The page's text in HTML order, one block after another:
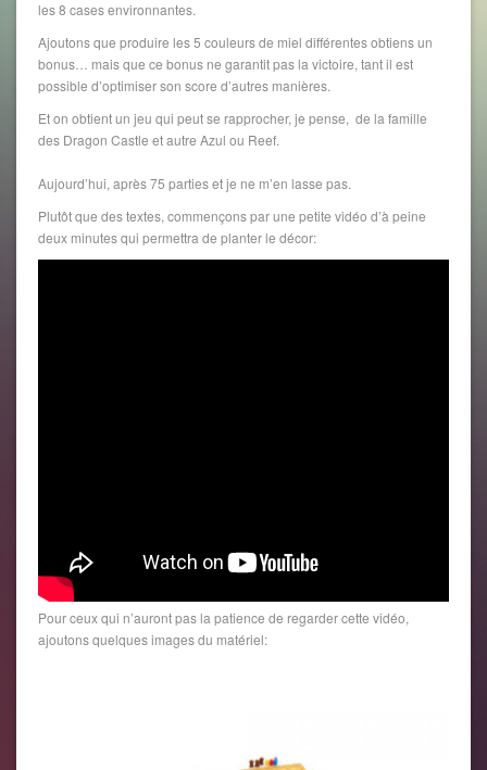
les 8 cases environnantes.
Ajoutons que produire les 5 couleurs de miel différentes obtiens un
bonus… mais que ce bonus ne garantit pas la victoire, tant il est
possible d’optimiser son score d’autres manières.
Et on obtient un jeu qui peut se rapprocher, je pense, de la famille
des Dragon Castle et autre Azul ou Reef.
Aujourd’hui, après 75 parties et je ne m’en lasse pas.
Plutôt que des textes, commençons par une petite vidéo d’à peine
deux minutes qui permettra de planter le décor:
Pour ceux qui n’auront pas la patience de regarder cette vidéo,
ajoutons quelques images du matériel: